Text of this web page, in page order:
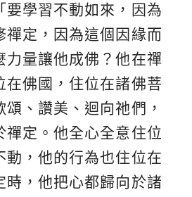
要學習不動如來，因為
禪定，因為這個因緣而
力量讓他成佛？他在禪
在佛國，住位在諸佛菩
、讚美、迴向祂們，
禪定。他全心全意住位
動，他的行為也住位在
時，他把心都歸向於諸